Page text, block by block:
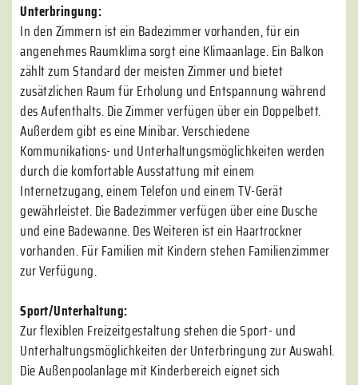
Unterbringung:
In den Zimmern ist ein Badezimmer vorhanden, für ein
angenehmes Raumklima sorgt eine Klimaanlage. Ein Balkon
zählt zum Standard der meisten Zimmer und bietet
zusätzlichen Raum für Erholung und Entspannung während
des Aufenthalts. Die Zimmer verfügen über ein Doppelbett.
Außerdem gibt es eine Minibar. Verschiedene
Kommunikations- und Unterhaltungsmöglichkeiten werden
durch die komfortable Ausstattung mit einem
Internetzugang, einem Telefon und einem TV-Gerät
gewährleistet. Die Badezimmer verfügen über eine Dusche
und eine Badewanne. Des Weiteren ist ein Haartrockner
vorhanden. Für Familien mit Kindern stehen Familienzimmer
zur Verfügung.
Sport/Unterhaltung:
Zur flexiblen Freizeitgestaltung stehen die Sport- und
Unterhaltungsmöglichkeiten der Unterbringung zur Auswahl.
Die Außenpoolanlage mit Kinderbereich eignet sich